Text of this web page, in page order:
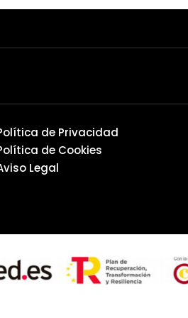
de Privacidad
de Cookies
Legal